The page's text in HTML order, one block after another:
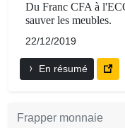
Du Franc CFA à
sauver les meubles.
22/12/2019
En résumé
Frapper monnaie